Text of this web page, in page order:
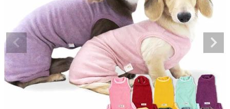
返品・交換について ご利用ガイド
詳細検索
価格が高い順
レビュー数順
検索